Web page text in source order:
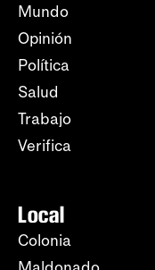
Mundo
Opinión
Política
Salud
Trabajo
Verifica
Local
Colonia